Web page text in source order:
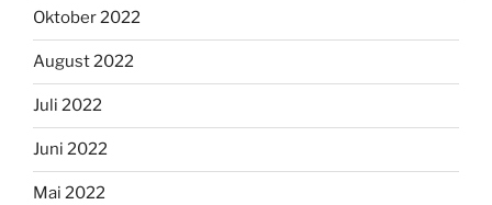
Oktober 2022
August 2022
Juli 2022
Juni 2022
Mai 2022